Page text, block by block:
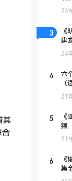
其
24
3
《
建
24
4
六
（
21
5
《
频
21
6
《
集